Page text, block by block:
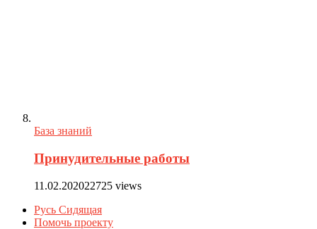
База знаний
Принудительные работы
11.02.202022725 views
Русь Сидящая
Помочь проекту